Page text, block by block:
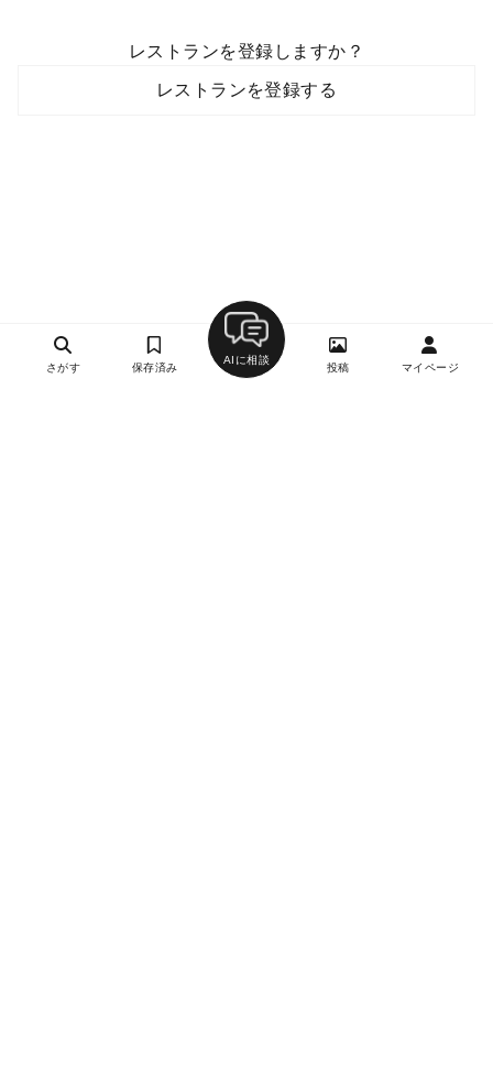
レストランを登録しますか？
レストランを登録する
さがす 保存済み
AIに相談
投稿 マイページ